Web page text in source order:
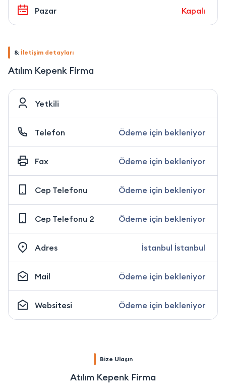
Pazar Kapalı
& İletişim detayları
Atılım Kepenk Firma
Yetkili
Telefon Ödeme için bekleniyor
Fax Ödeme için bekleniyor
Cep Telefonu Ödeme için bekleniyor
Cep Telefonu 2 Ödeme için bekleniyor
Adres İstanbul İstanbul
Mail Ödeme için bekleniyor
Websitesi Ödeme için bekleniyor
Bize Ulaşın
Atılım Kepenk Firma